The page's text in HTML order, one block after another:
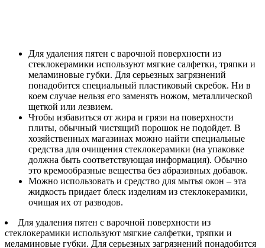
Для удаления пятен с варочной поверхности из
стеклокерамики используют мягкие салфетки, тряпки и
меламиновые губки. Для серьезных загрязнений
понадобится специальный пластиковый скребок. Ни в
коем случае нельзя его заменять ножом, металлической
щеткой или лезвием.
Чтобы избавиться от жира и грязи на поверхности
плиты, обычный чистящий порошок не подойдет. В
хозяйственных магазинах можно найти специальные
средства для очищения стеклокерамики (на упаковке
должна быть соответствующая информация). Обычно
это кремообразные вещества без абразивных добавок.
Можно использовать и средство для мытья окон – эта
жидкость придает блеск изделиям из стеклокерамики,
очищая их от разводов.
Для удаления пятен с варочной поверхности из
стеклокерамики используют мягкие салфетки, тряпки и
меламиновые губки. Для серьезных загрязнений понадобится